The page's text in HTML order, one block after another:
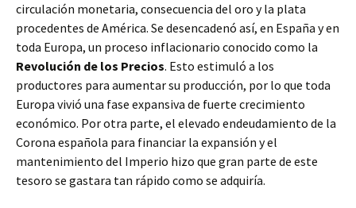
circulación monetaria, consecuencia del oro y la plata
procedentes de América. Se desencadenó así, en España y en
toda Europa, un proceso inflacionario conocido como la
Revolución de los Precios. Esto estimuló a los
productores para aumentar su producción, por lo que toda
Europa vivió una fase expansiva de fuerte crecimiento
económico. Por otra parte, el elevado endeudamiento de la
Corona española para financiar la expansión y el
mantenimiento del Imperio hizo que gran parte de este
tesoro se gastara tan rápido como se adquiría.